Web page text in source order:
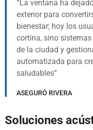
La ventana ha
exterior para
bienestar; hoy los
cortina, sino
de la ciudad y
automatizada para
saludables
ASEGURÓ RIVERA
Soluciones